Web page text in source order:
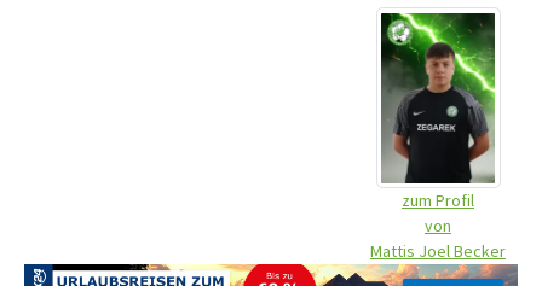
zum Profil
von
Mattis Joel Becker